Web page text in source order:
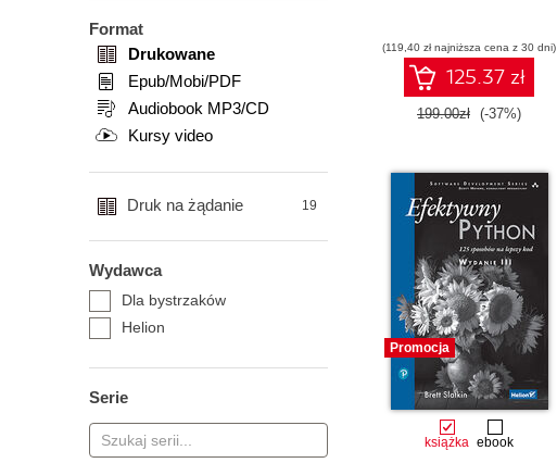
Format
Drukowane
Epub/Mobi/PDF
Audiobook MP3/CD
Kursy video
Druk na żądanie 19
Wydawca
Dla bystrzaków
Helion
Serie
(119,40 zł najniższa cena z 30 dni)
125.37 zł
199.00zł (-37%)
Promocja
książka ebook